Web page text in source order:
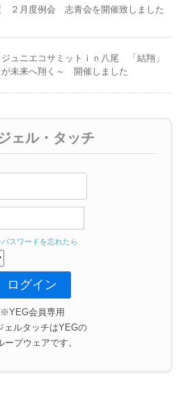
２月度例会 志青会を開催致しました
ュニエコサミットｉｎ八尾 「結翔」
が未来へ翔く～ 開催しました
ェル・タッチ
スワードを忘れたら
※YEG会員専用
ェルタッチはYEGの
ープウェアです。